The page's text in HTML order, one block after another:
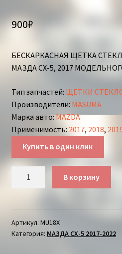
900₽
БЕСКАРКАСНАЯ ЩЕТКА
МАЗДА СХ-5, 2017
Тип запчастей: ЩЕТКИ
Производители: MASUMA
Марка авто:MAZDA
Применимость: 2017, 2018,
Купить в один клик
СТЕКЛООЧИСТИТЕЛЯ
ПРАВАЯ
В корзину
Артикул: MU18X
Категория: МАЗДА СХ-5 2017-2022